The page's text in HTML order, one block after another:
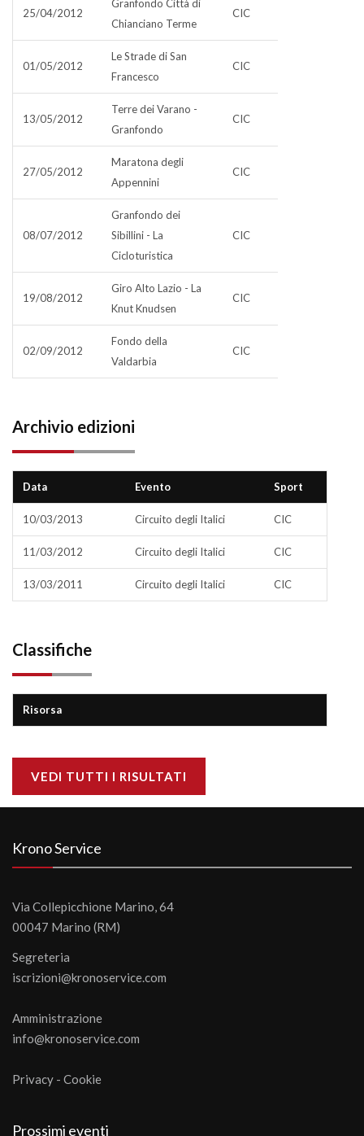
25/04/2012
Granfondo Città di
Chianciano Terme
CIC
01/05/2012
Le Strade di San
Francesco
CIC
13/05/2012
Terre dei Varano -
Granfondo
CIC
27/05/2012
Maratona degli
Appennini
CIC
08/07/2012
Granfondo dei
Sibillini - La
Cicloturistica
CIC
19/08/2012
Giro Alto Lazio - La
Knut Knudsen
CIC
02/09/2012
Fondo della
Valdarbia
CIC
Archivio edizioni
Data Evento Sport
10/03/2013 Circuito degli Italici CIC
11/03/2012 Circuito degli Italici CIC
13/03/2011 Circuito degli Italici CIC
Classifiche
Risorsa
VEDI TUTTI I RISULTATI
Krono Service
Via Collepicchione Marino, 64
00047 Marino (RM)
Segreteria
iscrizioni@kronoservice.com
Amministrazione
info@kronoservice.com
Privacy - Cookie
Prossimi eventi